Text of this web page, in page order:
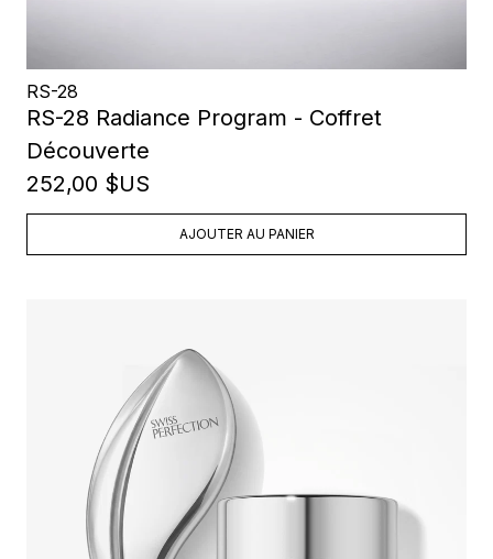
RS-28
RS-28 Radiance Program - Coffret
Découverte
252,00 $US
AJOUTER AU PANIER